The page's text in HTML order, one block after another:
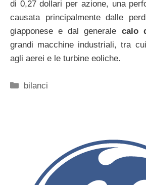
di 0,27 dollari per azione, una
causata principalmente dalle
giapponese e dal generale calo
grandi macchine industriali, tra
agli aerei e le turbine eoliche.
Categorie
bilanci